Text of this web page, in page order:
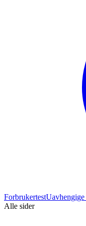
Forbrukertest
Alle sider